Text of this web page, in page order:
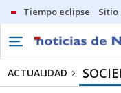
Tiempo eclipse Sitio
ACTUALIDAD